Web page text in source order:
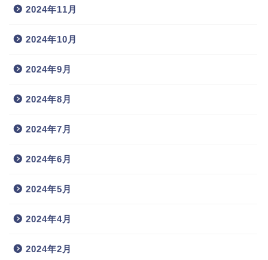
2024年11月
2024年10月
2024年9月
2024年8月
2024年7月
2024年6月
2024年5月
2024年4月
2024年2月